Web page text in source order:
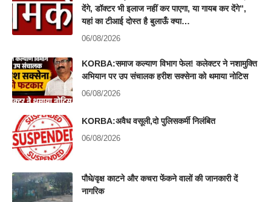
देंगे, डॉक्टर भी इलाज नहीं कर पाएगा, या गायब कर देंगे”,
यहां का टीआई दोस्त है बुलाऊँ क्या…
06/08/2026
KORBA:समाज कल्याण विभाग फेल! कलेक्टर ने नशामुक्ति
अभियान पर उप संचालक हरीश सक्सेना को थमाया नोटिस
06/08/2026
KORBA:अवैध वसूली,दो पुलिसकर्मी निलंबित
06/08/2026
पौधे/वृक्ष काटने और कचरा फेंकने वालों की जानकारी दें
नागरिक